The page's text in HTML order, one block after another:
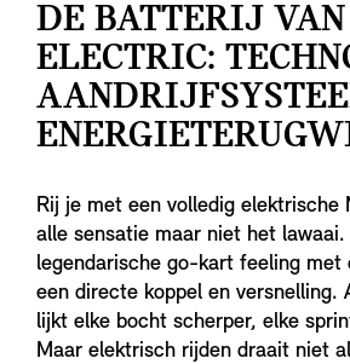
DE BATTERIJ
ELECTRIC:
Rij je met een volledig elektrische
alle sensatie maar niet het lawaai.
legendarische go-kart feeling met
een directe koppel en versnelling.
lijkt elke bocht scherper, elke
Maar elektrisch rijden draait niet